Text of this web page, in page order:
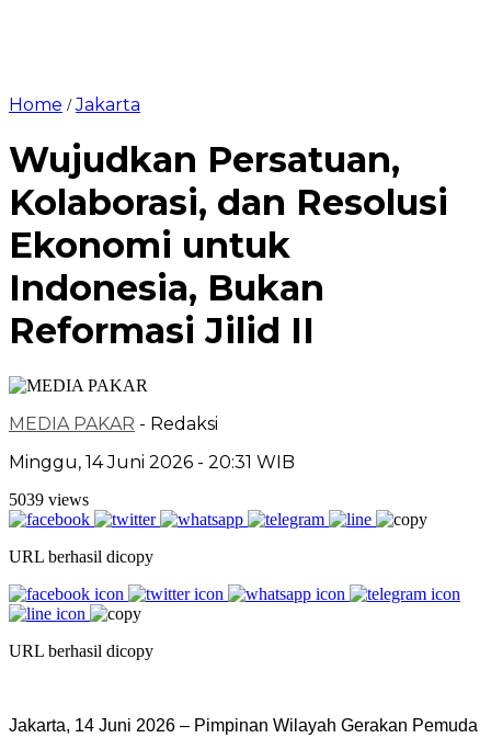
Home /Jakarta
Wujudkan Persatuan,
Kolaborasi, dan Resolusi
Ekonomi untuk
Indonesia, Bukan
Reformasi Jilid II
MEDIA PAKAR - Redaksi
Minggu, 14 Juni 2026 - 20:31 WIB
5039 views
URL berhasil dicopy
URL berhasil dicopy
Jakarta, 14 Juni 2026 – Pimpinan Wilayah Gerakan Pemuda